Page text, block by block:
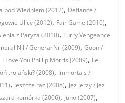
pod Wiedniem (2012), Defiance /
Ulicy (2012), Fair Game (2010),
z Paryża (2010), Furry Vengeance
Nil / Generał Nil (2009),Goon /
I Love You Phillip Morris (2009), Ile
trojański? (2008), Immortals /
, Jeszcze raz (2008), Jez Jerzy / Jeż
komórka (2006), Juno (2007),